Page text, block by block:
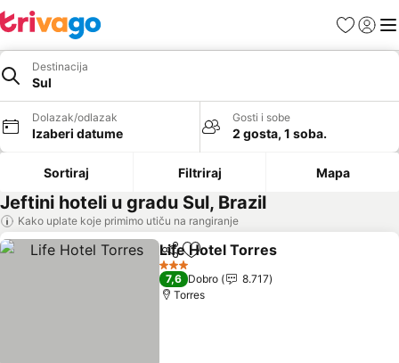
FavoritiPrijavi
Destinacija
Sul
Dolazak/odlazak
Izaberi datume
Gosti i sobe
2 gosta, 1 soba.
Sortiraj Filtriraj Mapa
Jeftini hoteli u gradu Sul, Brazil
Kako uplate koje primimo utiču na rangiranje
Deli Dodati u favorite
Life Hotel Torres
3 Zvezdice
7,6 Dobro
8.717
Torres